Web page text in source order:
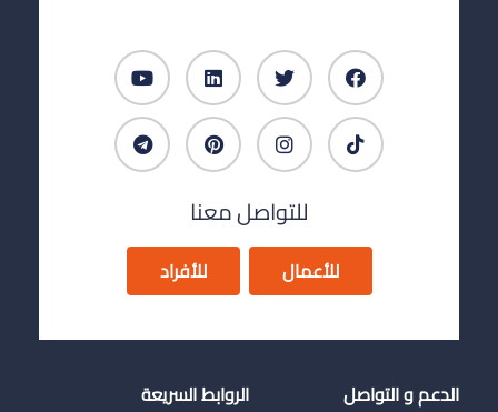
للتواصل معنا
للأعمال للأفراد
الدعم و التواصل الروابط السريعة